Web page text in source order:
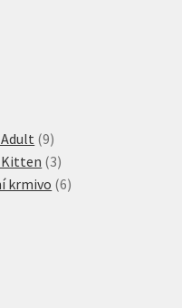
99
produktů
33
produkty
krmivo 66